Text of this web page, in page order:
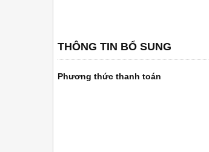
THÔNG TIN BỔ SUNG
Phương thức thanh toán